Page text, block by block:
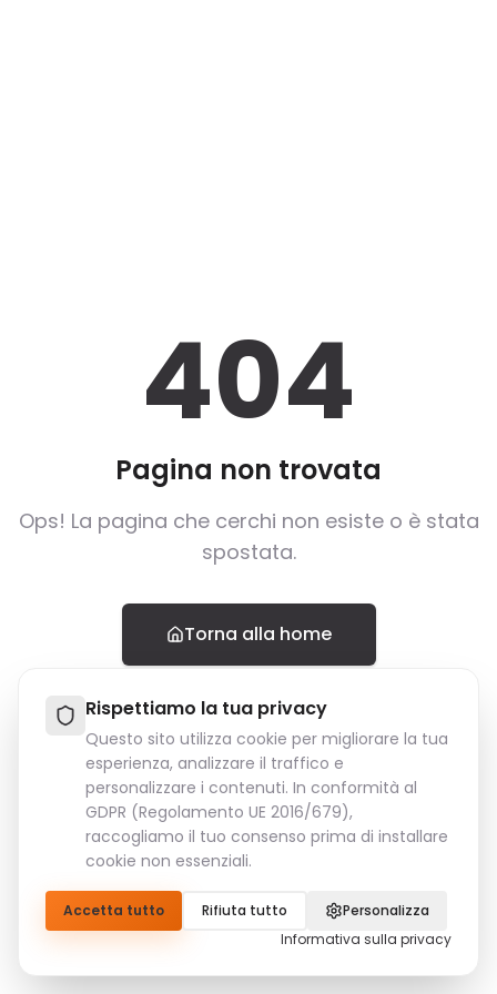
Rispettiamo la tua privacy
Questo sito utilizza cookie per migliorare la tua
esperienza, analizzare il traffico e
personalizzare i contenuti. In conformità al
GDPR (Regolamento UE 2016/679),
raccogliamo il tuo consenso prima di installare
cookie non essenziali.
Accetta tutto Rifiuta tutto
Personalizza
Informativa sulla privacy
404
Pagina non trovata
Ops! La pagina che cerchi non esiste o è stata
spostata.
Torna alla home